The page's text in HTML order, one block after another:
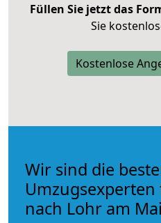
Füllen Sie jetzt das
Sie
Kostenlose
Wir sind die
nach Lohr am